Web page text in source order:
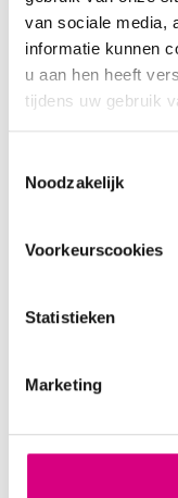
van sociale media,
informatie kunnen
u aan hen heeft
tijdens uw gebruik
Selection
Noodzakelijk
Voorkeurscookies
Statistieken
Marketing
m² landscape
Roosendaal
Maak een